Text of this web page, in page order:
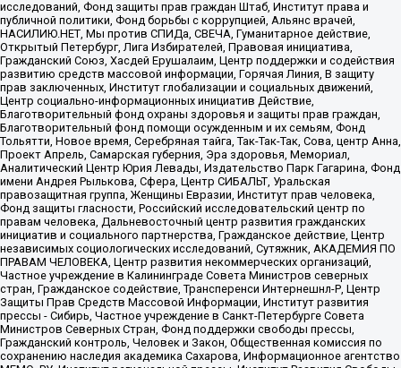
исследований, Фонд защиты прав граждан Штаб, Институт права и
публичной политики, Фонд борьбы с коррупцией, Альянс врачей,
НАСИЛИЮ.НЕТ, Мы против СПИДа, СВЕЧА, Гуманитарное действие,
Открытый Петербург, Лига Избирателей, Правовая инициатива,
Гражданский Союз, Хасдей Ерушалаим, Центр поддержки и содействия
развитию средств массовой информации, Горячая Линия, В защиту
прав заключенных, Институт глобализации и социальных движений,
Центр социально-информационных инициатив Действие,
Благотворительный фонд охраны здоровья и защиты прав граждан,
Благотворительный фонд помощи осужденным и их семьям, Фонд
Тольятти, Новое время, Серебряная тайга, Так-Так-Так, Сова, центр Анна,
Проект Апрель, Самарская губерния, Эра здоровья, Мемориал,
Аналитический Центр Юрия Левады, Издательство Парк Гагарина, Фонд
имени Андрея Рылькова, Сфера, Центр СИБАЛЬТ, Уральская
правозащитная группа, Женщины Евразии, Институт прав человека,
Фонд защиты гласности, Российский исследовательский центр по
правам человека, Дальневосточный центр развития гражданских
инициатив и социального партнерства, Гражданское действие, Центр
независимых социологических исследований, Сутяжник, АКАДЕМИЯ ПО
ПРАВАМ ЧЕЛОВЕКА, Центр развития некоммерческих организаций,
Частное учреждение в Калининграде Совета Министров северных
стран, Гражданское содействие, Трансперенси Интернешнл-Р, Центр
Защиты Прав Средств Массовой Информации, Институт развития
прессы - Сибирь, Частное учреждение в Санкт-Петербурге Совета
Министров Северных Стран, Фонд поддержки свободы прессы,
Гражданский контроль, Человек и Закон, Общественная комиссия по
сохранению наследия академика Сахарова, Информационное агентство